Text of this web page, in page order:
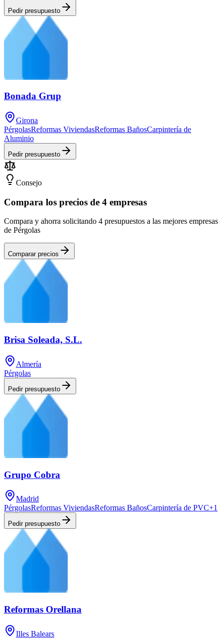
Pedir presupuesto
Bonada Grup
Girona
PérgolasReformas ViviendasReformas BañosCarpintería de
Aluminio
Pedir presupuesto
Consejo
Compara los precios de 4 empresas
Compara y ahorra solicitando 4 presupuestos a las mejores empresas
de Pérgolas
Comparar precios
Brisa Soleada, S.L.
Almería
Pérgolas
Pedir presupuesto
Grupo Cobra
Madrid
PérgolasReformas ViviendasReformas BañosCarpintería de PVC+1
Pedir presupuesto
Reformas Orellana
Illes Balears